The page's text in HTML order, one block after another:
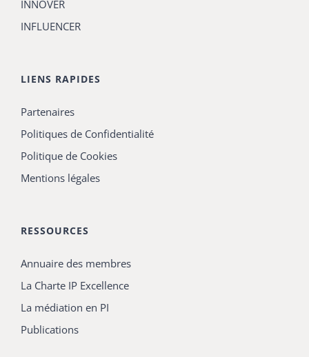
INNOVER
INFLUENCER
LIENS RAPIDES
Partenaires
Politiques de Confidentialité
Politique de Cookies
Mentions légales
RESSOURCES
Annuaire des membres
La Charte IP Excellence
La médiation en PI
Publications